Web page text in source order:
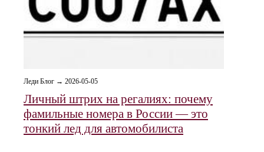
Леди Блог → 2026-05-05
Личный штрих на регалиях: почему
фамильные номера в России — это
тонкий лед для автомобилиста